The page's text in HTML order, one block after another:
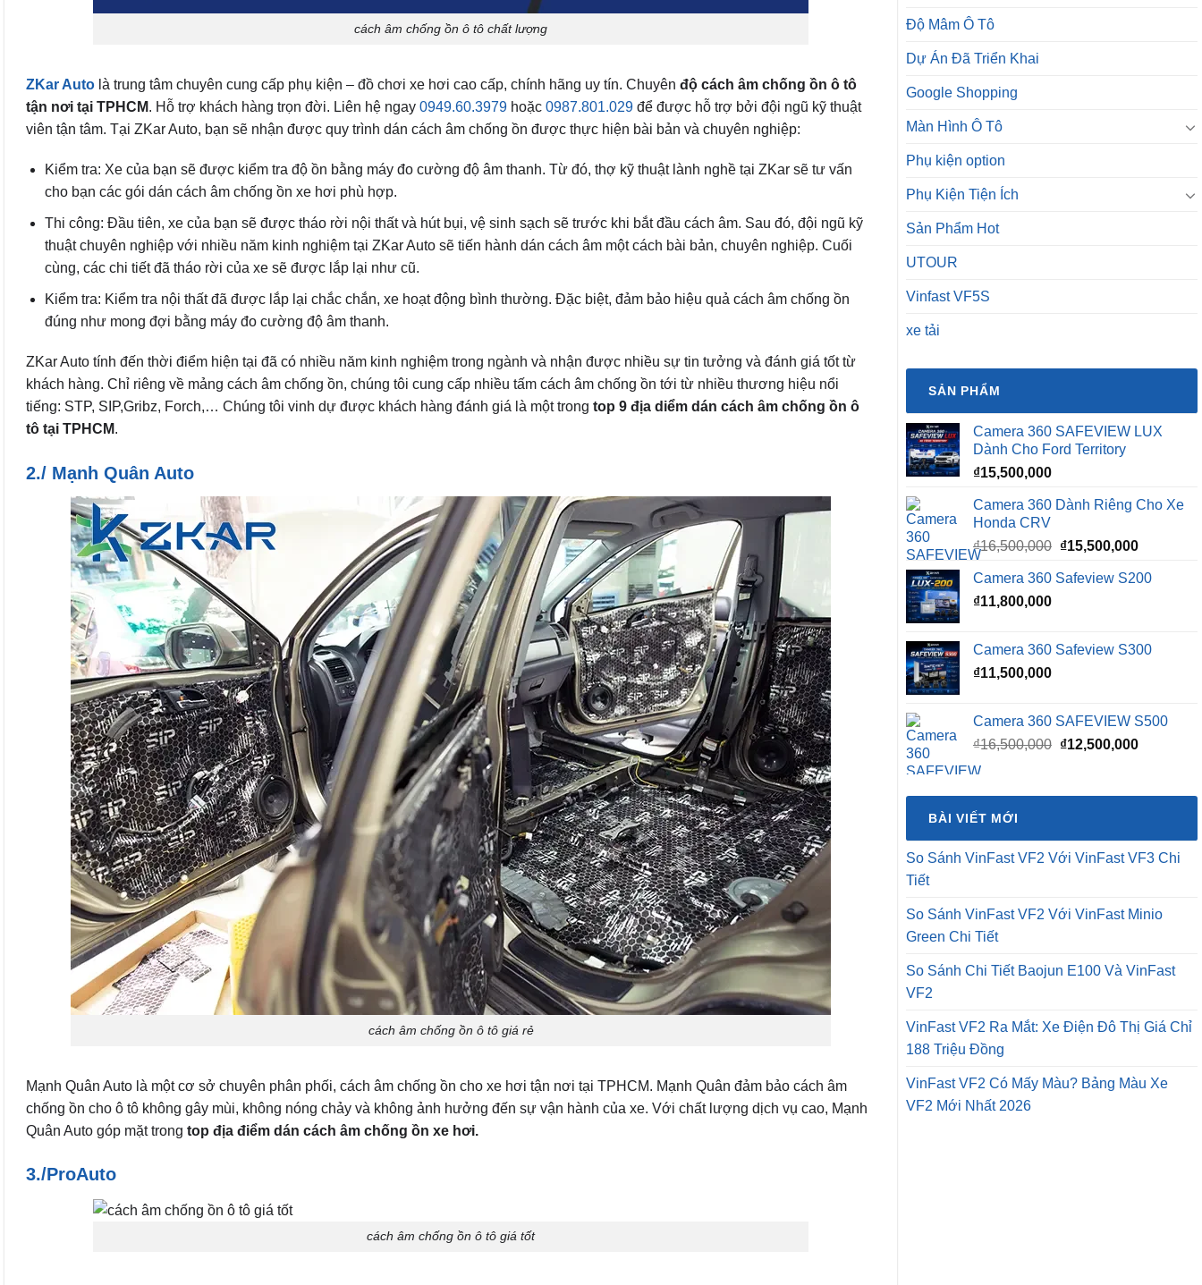
cách âm chống ồn ô tô chất lượng
ZKar Auto là trung tâm chuyên cung cấp phụ kiện – đồ chơi xe hơi cao cấp, chính hãng uy tín. Chuyên độ cách âm chống ồn ô tô
tận nơi tại TPHCM. Hỗ trợ khách hàng trọn đời. Liên hệ ngay 0949.60.3979 hoặc 0987.801.029 để được hỗ trợ bởi đội ngũ kỹ thuật
viên tận tâm. Tại ZKar Auto, bạn sẽ nhận được quy trình dán cách âm chống ồn được thực hiện bài bản và chuyên nghiệp:
Kiểm tra: Xe của bạn sẽ được kiểm tra độ ồn bằng máy đo cường độ âm thanh. Từ đó, thợ kỹ thuật lành nghề tại ZKar sẽ tư vấn
cho bạn các gói dán cách âm chống ồn xe hơi phù hợp.
Thi công: Đầu tiên, xe của bạn sẽ được tháo rời nội thất và hút bụi, vệ sinh sạch sẽ trước khi bắt đầu cách âm. Sau đó, đội ngũ kỹ
thuật chuyên nghiệp với nhiều năm kinh nghiệm tại ZKar Auto sẽ tiến hành dán cách âm một cách bài bản, chuyên nghiệp. Cuối
cùng, các chi tiết đã tháo rời của xe sẽ được lắp lại như cũ.
Kiểm tra: Kiểm tra nội thất đã được lắp lại chắc chắn, xe hoạt động bình thường. Đặc biệt, đảm bảo hiệu quả cách âm chống ồn
đúng như mong đợi bằng máy đo cường độ âm thanh.
ZKar Auto tính đến thời điểm hiện tại đã có nhiều năm kinh nghiệm trong ngành và nhận được nhiều sự tin tưởng và đánh giá tốt từ
khách hàng. Chỉ riêng về mảng cách âm chống ồn, chúng tôi cung cấp nhiều tấm cách âm chống ồn tới từ nhiều thương hiệu nổi
tiếng: STP, SIP,Gribz, Forch,… Chúng tôi vinh dự được khách hàng đánh giá là một trong top 9 địa diểm dán cách âm chống ồn ô
tô tại TPHCM.
2./ Mạnh Quân Auto
cách âm chống ồn ô tô giá rẻ
Mạnh Quân Auto là một cơ sở chuyên phân phối, cách âm chống ồn cho xe hơi tận nơi tại TPHCM. Mạnh Quân đảm bảo cách âm
chống ồn cho ô tô không gây mùi, không nóng chảy và không ảnh hưởng đến sự vận hành của xe. Với chất lượng dịch vụ cao, Mạnh
Quân Auto góp mặt trong top địa điểm dán cách âm chống ồn xe hơi.
3./ProAuto
cách âm chống ồn ô tô giá tốt
Độ Mâm Ô Tô
Dự Án Đã Triển Khai
Google Shopping
Màn Hình Ô Tô
Phụ kiện option
Phụ Kiện Tiện Ích
Sản Phẩm Hot
UTOUR
Vinfast VF5S
xe tải
SẢN PHẨM
Camera 360 SAFEVIEW LUX
Dành Cho Ford Territory
₫15,500,000
Camera 360 Dành Riêng Cho Xe
Honda CRV
₫16,500,000 Giá
là:
₫15,500,000Giá
tại
Camera 360 Safeview S200
₫11,800,000
Camera 360 Safeview S300
₫11,500,000
Camera 360 SAFEVIEW S500
₫16,500,000 Giá
₫16,500,000.
₫12,500,000Giá
là:
BÀI VIẾT MỚI
So Sánh VinFast VF2 Với VinFast VF3 Chi
Tiết
So Sánh VinFast VF2 Với VinFast Minio
Green Chi Tiết
So Sánh Chi Tiết Baojun E100 Và VinFast
VF2
VinFast VF2 Ra Mắt: Xe Điện Đô Thị Giá Chỉ
188 Triệu Đồng
VinFast VF2 Có Mấy Màu? Bảng Màu Xe
VF2 Mới Nhất 2026